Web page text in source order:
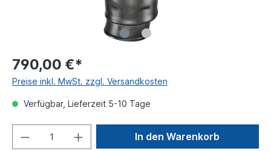
790,00 €*
Preise inkl. MwSt. zzgl. Versandkosten
Verfügbar, Lieferzeit 5-10 Tage
In den Warenkorb